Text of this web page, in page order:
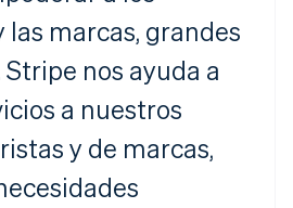
marcas, grandes
nos ayuda a
a nuestros
y de marcas,